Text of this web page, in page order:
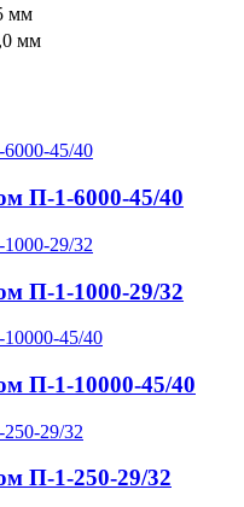
мм
мм
П-1-6000-45/40
П-1-1000-29/32
П-1-10000-45/40
П-1-250-29/32